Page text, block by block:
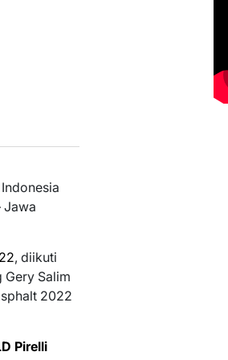
Jawa
, diikuti
Gery Salim
2022
Pirelli